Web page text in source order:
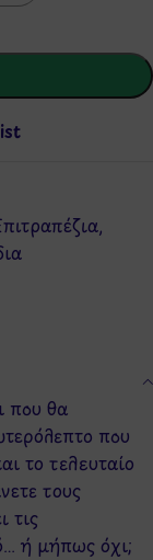
,
που θα
που
το τελευταίο
τους
τις
ή μήπως όχι;